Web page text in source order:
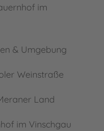
im
& Umgebung
Weinstraße
Land
im Vinschgau